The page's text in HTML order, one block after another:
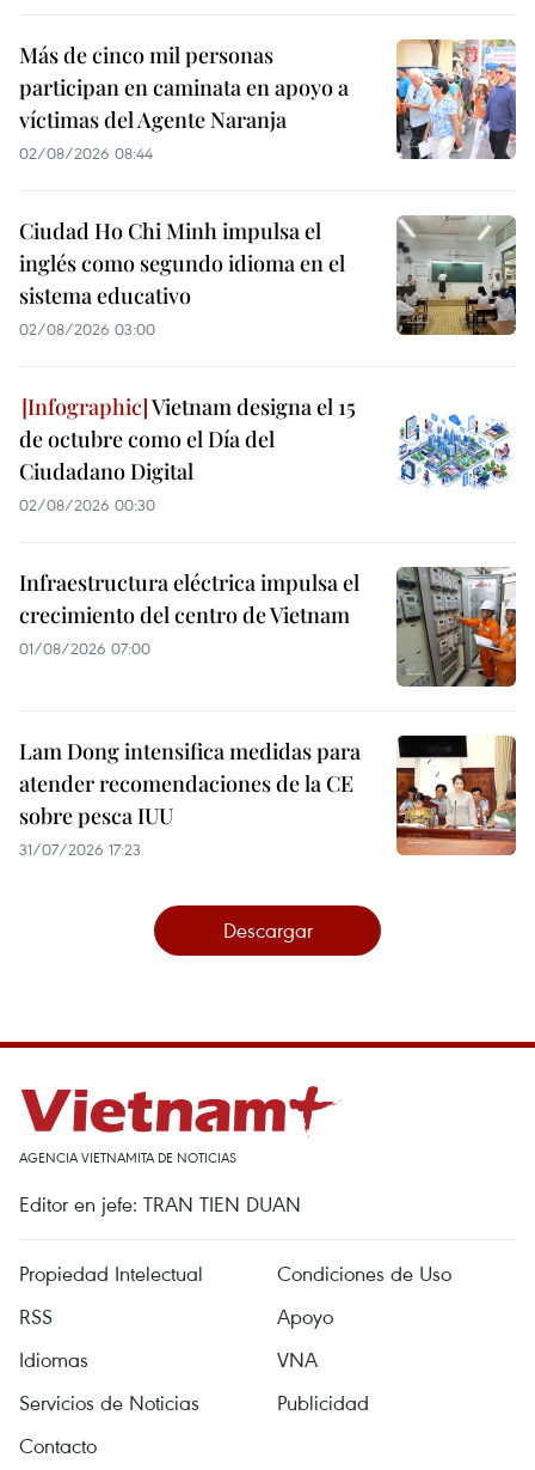
Más de cinco mil personas
participan en caminata en apoyo a
víctimas del Agente Naranja
02/08/2026 08:44
Ciudad Ho Chi Minh impulsa el
inglés como segundo idioma en el
sistema educativo
02/08/2026 03:00
Vietnam designa el 15
de octubre como el Día del
Ciudadano Digital
02/08/2026 00:30
Infraestructura eléctrica impulsa el
crecimiento del centro de Vietnam
01/08/2026 07:00
Lam Dong intensifica medidas para
atender recomendaciones de la CE
sobre pesca IUU
31/07/2026 17:23
Descargar
AGENCIA VIETNAMITA DE NOTICIAS
Editor en jefe: TRAN TIEN DUAN
Propiedad Intelectual
Condiciones de Uso
RSS
Apoyo
Idiomas
VNA
Servicios de Noticias
Publicidad
Contacto